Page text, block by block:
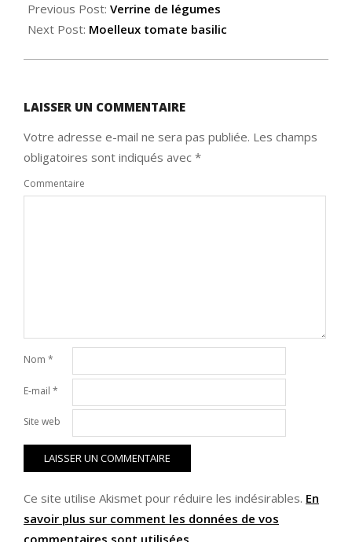
03-
06
Previous Post: Verrine de légumes
Next Post: Moelleux tomate basilic
LAISSER UN COMMENTAIRE
Votre adresse e-mail ne sera pas publiée. Les champs
obligatoires sont indiqués avec *
Commentaire
Nom *
E-mail *
Site web
Ce site utilise Akismet pour réduire les indésirables. En
savoir plus sur comment les données de vos
commentaires sont utilisées